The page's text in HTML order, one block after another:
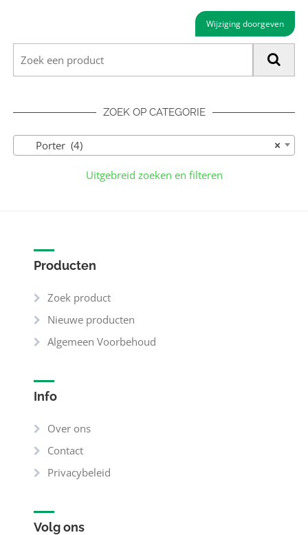
Wijziging doorgeven
ZOEK OP CATEGORIE
×
Porter (4)
Uitgebreid zoeken en filteren
Producten
Zoek product
Nieuwe producten
Algemeen Voorbehoud
Info
Over ons
Contact
Privacybeleid
Volg ons